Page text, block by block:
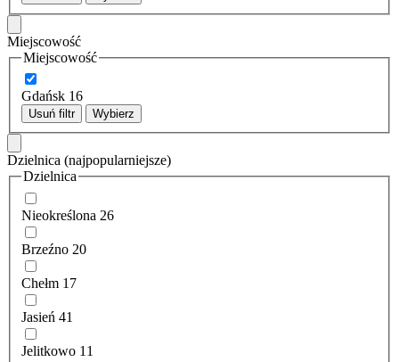
Miejscowość
Miejscowość
Gdańsk 16
Usuń filtr Wybierz
Dzielnica (najpopularniejsze)
Dzielnica
Nieokreślona 26
Brzeźno 20
Chełm 17
Jasień 41
Jelitkowo 11